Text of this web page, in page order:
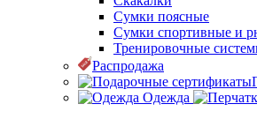
Сумки поясные
Сумки спортивные и
Тренировочные
Распродажа
Одежда